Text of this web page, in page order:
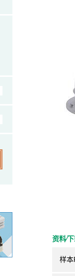
资料⁄
样本